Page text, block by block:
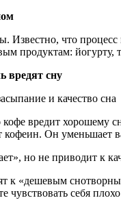
Известно, что процесс
продуктам: йогурту,
вредят сну
и качество сна
кофе вредит хорошему
кофеин. Он уменьшает
но не приводит к
к «дешевым
чувствовать себя